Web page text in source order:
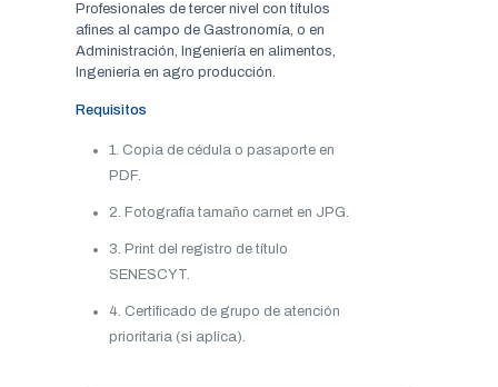
Profesionales de tercer nivel con títulos
afines al campo de Gastronomía, o en
Administración, Ingeniería en alimentos,
Ingeniería en agro producción.
Requisitos
1. Copia de cédula o pasaporte en
PDF.
2. Fotografía tamaño carnet en JPG.
3. Print del registro de título
SENESCYT.
4. Certificado de grupo de atención
prioritaria (si aplica).